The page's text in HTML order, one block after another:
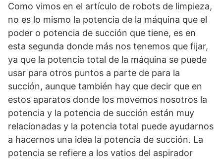
Como vimos en el artículo de robots de limpieza,
no es lo mismo la potencia de la máquina que el
poder o potencia de succión que tiene, es en
esta segunda donde más nos tenemos que fijar,
ya que la potencia total de la máquina se puede
usar para otros puntos a parte de para la
succión, aunque también hay que decir que en
estos aparatos donde los movemos nosotros la
potencia y la potencia de succión están muy
relacionadas y la potencia total puede ayudarnos
a hacernos una idea la potencia de succión. La
potencia se refiere a los vatios del aspirador